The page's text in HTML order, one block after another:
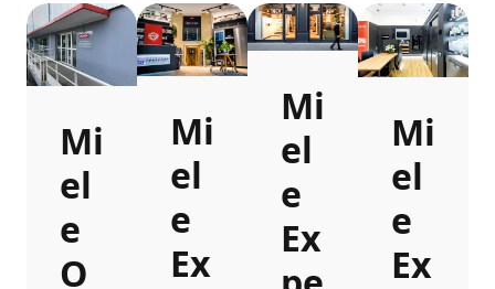
Mi
el
e
O
Mi
el
e
Ex
Mi
el
e
Ex
Mi
el
e
Ex